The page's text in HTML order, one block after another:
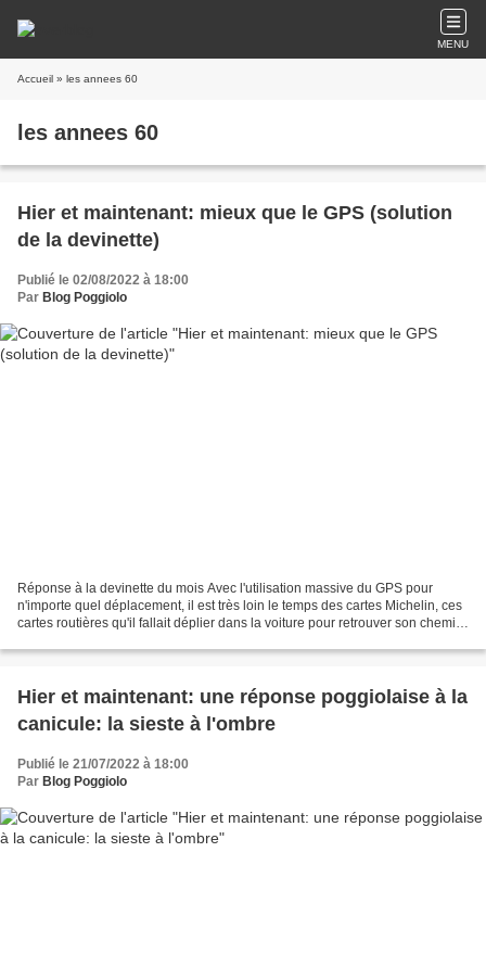
MENU
Accueil » les annees 60
les annees 60
Hier et maintenant: mieux que le GPS (solution
de la devinette)
Publié le 02/08/2022 à 18:00
Par Blog Poggiolo
Réponse à la devinette du mois Avec l'utilisation massive du GPS pour
n'importe quel déplacement, il est très loin le temps des cartes Michelin, ces
cartes routières qu'il fallait déplier dans la voiture pour retrouver son chemin
Hier et maintenant: une réponse poggiolaise à la
canicule: la sieste à l'ombre
Publié le 21/07/2022 à 18:00
Par Blog Poggiolo